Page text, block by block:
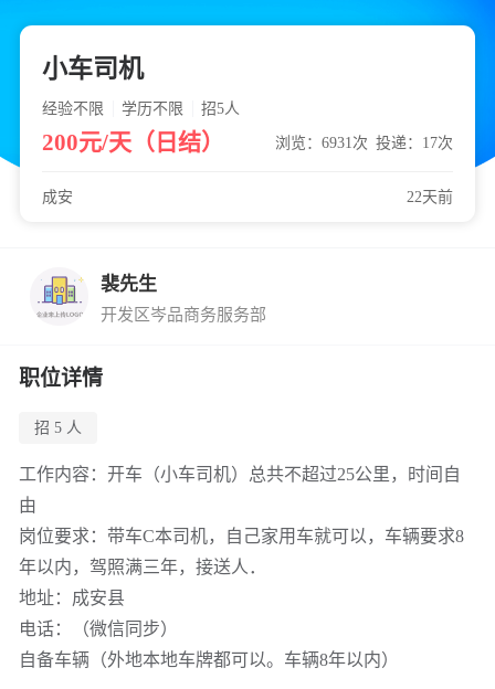
小车司机
经验不限 学历不限 招5人
200元/天（日结） 浏览：6931次 投递：17次
成安 22天前
裴先生
开发区岑品商务服务部
职位详情
招 5 人
工作内容：开车（小车司机）总共不超过25公里，时间自
由
岗位要求：带车C本司机，自己家用车就可以，车辆要求8
年以内，驾照满三年，接送人．
地址：成安县
电话：（微信同步）
自备车辆（外地本地车牌都可以。车辆8年以内）